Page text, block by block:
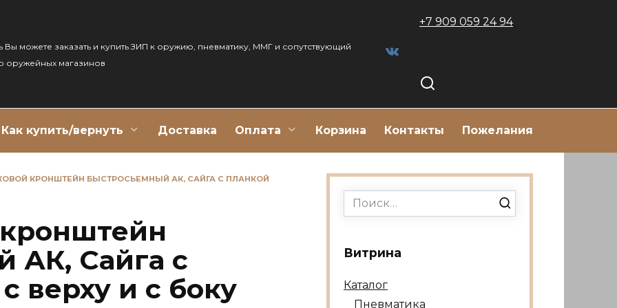
Вы можете заказать и купить ЗИП к оружию, пневматику, ММГ и сопутствующий
оружейных магазинов
+7 909 059 24 94
Как купить/вернуть Доставка Оплата Корзина Контакты Пожелания
КРОНШТЕЙН БЫСТРОСЬЕМНЫЙ АК, САЙГА С ПЛАНКОЙ
АК, Сайга с
верху и с боку
Search
for:
Витрина
Каталог
Пневматика